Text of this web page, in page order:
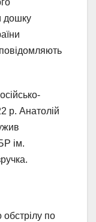
дошку
р. Анатолій
ім.
обстрілу по